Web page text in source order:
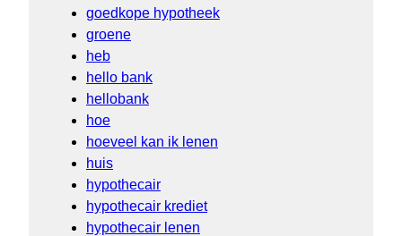
goedkope hypotheek
groene
heb
hello bank
hellobank
hoe
hoeveel kan ik lenen
huis
hypothecair
hypothecair krediet
hypothecair lenen